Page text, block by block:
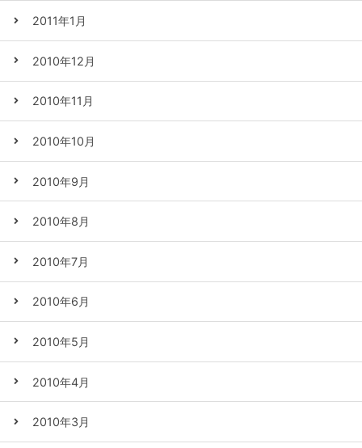
2011年1月
2010年12月
2010年11月
2010年10月
2010年9月
2010年8月
2010年7月
2010年6月
2010年5月
2010年4月
2010年3月